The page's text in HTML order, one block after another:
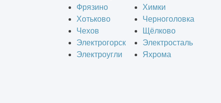
Фрязино
Химки
Хотьково
Черноголовка
Чехов
Щёлково
Электрогорск
Электросталь
Электроугли
Яхрома